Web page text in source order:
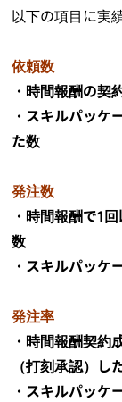
以下の項目に実
依頼数
・時間報酬の契
・スキルパッケ
た数
発注数
・時間報酬で1
数
・スキルパッケ
発注率
・時間報酬契約
（打刻承認）し
・スキルパッケ